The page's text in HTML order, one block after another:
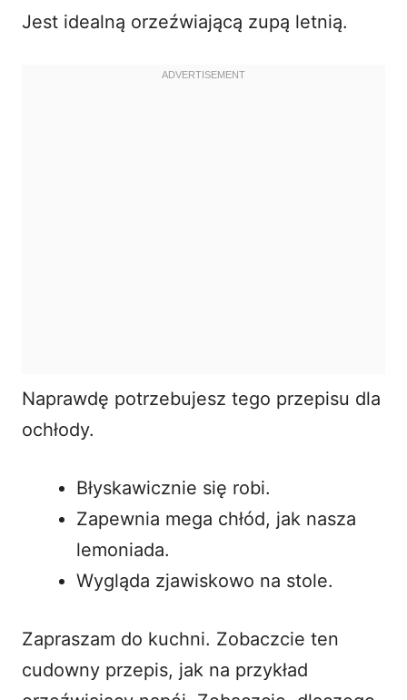
Jest idealną orzeźwiającą zupą letnią.
Naprawdę potrzebujesz tego przepisu dla
ochłody.
Błyskawicznie się robi.
Zapewnia mega chłód, jak nasza
lemoniada.
Wygląda zjawiskowo na stole.
Zapraszam do kuchni. Zobaczcie ten
cudowny przepis, jak na przykład